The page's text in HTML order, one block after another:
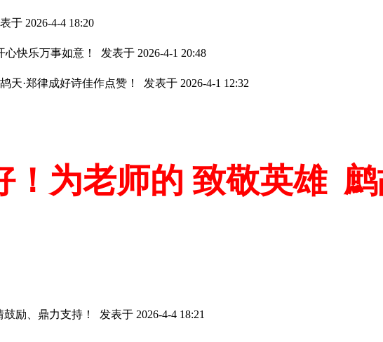
于 2026-4-4 18:20
心快乐万事如意！ 发表于 2026-4-1 20:48
天·郑律成好诗佳作点赞！ 发表于 2026-4-1 12:32
！为老师的 致敬英雄
鼓励、鼎力支持！ 发表于 2026-4-4 18:21